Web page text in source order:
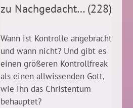
zu Nachgedacht… (228)
Wann ist Kontrolle angebracht
und wann nicht? Und gibt es
einen größeren Kontrollfreak
als einen allwissenden Gott,
wie ihn das Christentum
behauptet?